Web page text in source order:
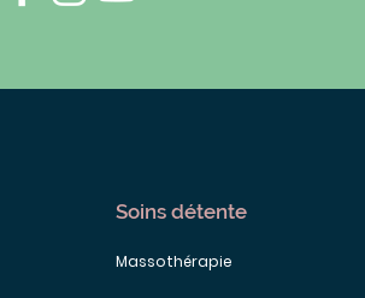
Soins détente
Massothérapie